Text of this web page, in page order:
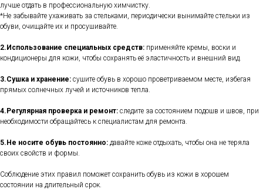
лучше отдать в профессиональную химчистку.
*Не забывайте ухаживать за стельками, периодически вынимайте стельки из
обуви, очищайте их и просушивайте.
2.Использование специальных средств: применяйте кремы, воски и
кондиционеры для кожи, чтобы сохранять её эластичность и внешний вид.
3.Сушка и хранение: сушите обувь в хорошо проветриваемом месте, избегая
прямых солнечных лучей и источников тепла.
4.Регулярная проверка и ремонт: следите за состоянием подошв и швов, при
необходимости обращайтесь к специалистам для ремонта.
5.Не носите обувь постоянно: давайте коже отдыхать, чтобы она не теряла
своих свойств и формы.
Соблюдение этих правил поможет сохранить обувь из кожи в хорошем
состоянии на длительный срок.